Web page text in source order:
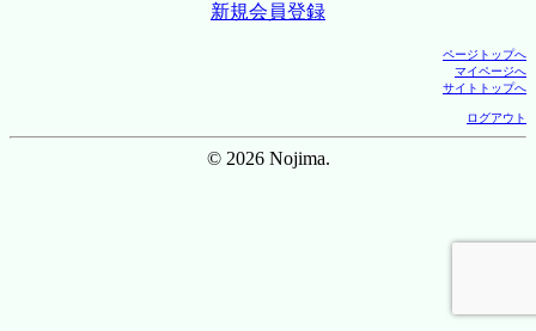
新規会員登録
ページトップへ
マイページへ
サイトトップへ
ログアウト
© 2026 Nojima.